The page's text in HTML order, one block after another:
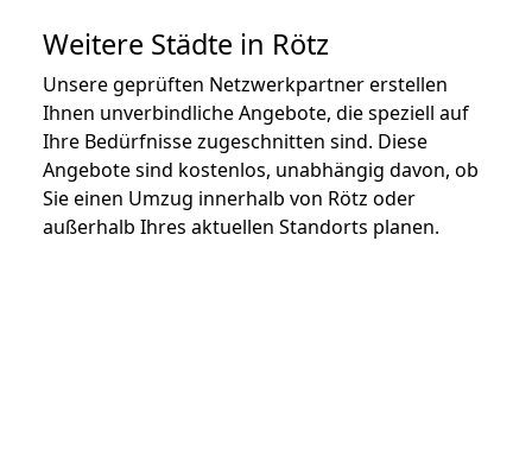
Weitere Städte in Rötz
Unsere geprüften Netzwerkpartner erstellen
Ihnen unverbindliche Angebote, die speziell auf
Ihre Bedürfnisse zugeschnitten sind. Diese
Angebote sind kostenlos, unabhängig davon, ob
Sie einen Umzug innerhalb von Rötz oder
außerhalb Ihres aktuellen Standorts planen.